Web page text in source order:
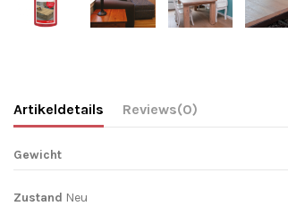
Artikeldetails Reviews(0)
Gewicht
Zustand Neu